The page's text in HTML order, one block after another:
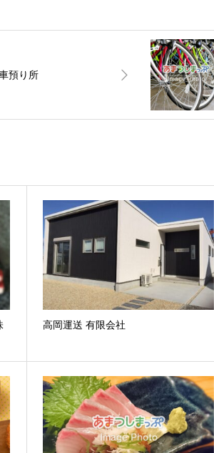
預り所
高岡運送 有限会社